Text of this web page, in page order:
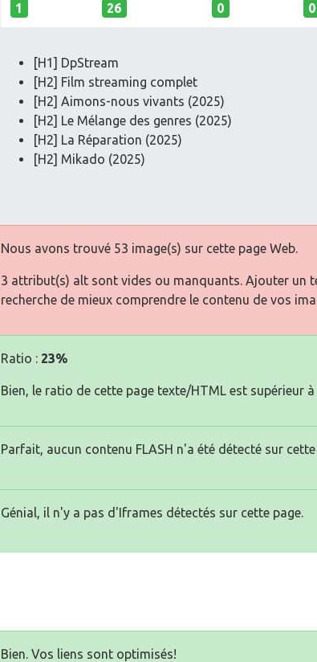
1 26 0 0
[H1] DpStream
[H2] Film streaming complet
[H2] Aimons-nous vivants (2025)
[H2] Le Mélange des genres (2025)
[H2] La Réparation (2025)
[H2] Mikado (2025)
Nous avons trouvé 53 image(s) sur cette page Web.
3 attribut(s) alt sont vides ou manquants. Ajouter un
recherche de mieux comprendre le contenu de vos
Ratio : 23%
Bien, le ratio de cette page texte/HTML est supérieur
Parfait, aucun contenu FLASH n'a été détecté sur cette
Génial, il n'y a pas d'Iframes détectés sur cette page.
Bien. Vos liens sont optimisés!